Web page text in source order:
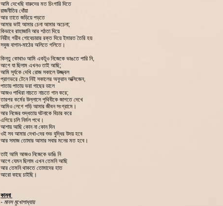
আমি দেখেছি বারুদের মত চিংগারি দিতে
রাজনীতির ধোঁয়া
আর তাতে জড়িয়ে পড়তে
আমার ভাই আমার চেনা আমার অচেনা;
কিভাবে রাহাজানি আর শঠতা দিয়ে
নিরীহ গরীব গোবেচারার রক্ত দিয়ে ইমারত তৈরি হয়
সবুজ বাগান-মাঠের অলিতে গলিতে।
কিন্তু কোথাও আমি একটুও নিজেকে ভাঙতে পারি নি,
আগে যা ছিলাম এখনও তাই আছি;
আমি সূর্যকে দেখি রোজ সকালে উজ্জ্বল
প্রাণভরে টেনে নিই সকালের অফুরান অক্সিজেন,
পাতায় পাতায় ভরা গাছের ডালে
আজও পাখিরা নাচতে নাচতে গান করে;
তারপর কর্মের উল্লাসে পৃথিবীকে জাগতে দেখে
আমিও লেগে পড়ি আমার জীবন সংগ্রামে।
আর নিজের শুদ্ধতায় ঘটনাকে বিচার করে
এগিয়ে চলি নির্মল পথে।
আশায় আছি কোন না কোন দিন
ওই সব আমার দেখা-দের শুভ বুদ্ধির উদয় হবে
আর সমাজ তোমার আমার সবার মনের মত হবে।
তাই আমি আজও নিজেকে ভাঙি নি
আগে যেমন ছিলাম এখন তেমনি আছি
আর তেমনি থাকতে তোমাদের হাত
আরো কাছে চাইছি।
কান্না
- মানস মুখোপাধ্যায়